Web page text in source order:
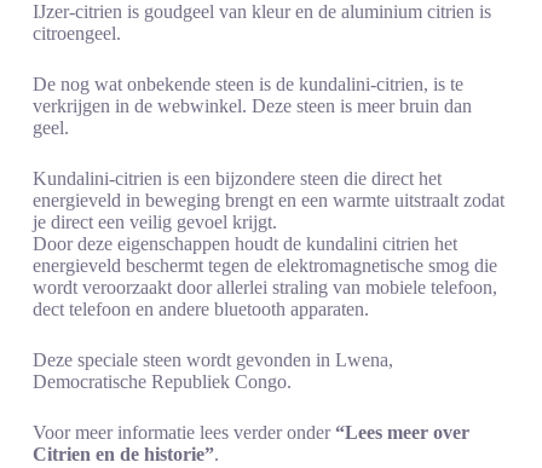
IJzer-citrien is goudgeel van kleur en de aluminium citrien is
citroengeel.
De nog wat onbekende steen is de kundalini-citrien, is te
verkrijgen in de webwinkel. Deze steen is meer bruin dan
geel.
Kundalini-citrien is een bijzondere steen die direct het
energieveld in beweging brengt en een warmte uitstraalt zodat
je direct een veilig gevoel krijgt.
Door deze eigenschappen houdt de kundalini citrien het
energieveld beschermt tegen de elektromagnetische smog die
wordt veroorzaakt door allerlei straling van mobiele telefoon,
dect telefoon en andere bluetooth apparaten.
Deze speciale steen wordt gevonden in Lwena,
Democratische Republiek Congo.
Voor meer informatie lees verder onder“Lees meer over
Citrien en de historie”.